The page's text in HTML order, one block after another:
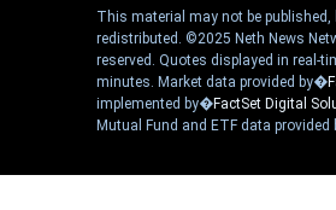
This material may not be
redistributed. ©2025 Neth News
reserved. Quotes displayed in real-
minutes. Market data provided by�
implemented by�FactSet Digital
Mutual Fund and ETF data